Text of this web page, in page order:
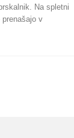
Na spletni
v